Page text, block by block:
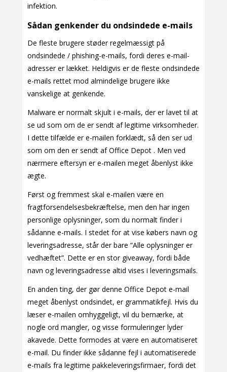
infektion.
Sådan genkender du ondsindede e-mails
De fleste brugere støder regelmæssigt på
ondsindede / phishing-e-mails, fordi deres e-mail-
adresser er lækket. Heldigvis er de fleste ondsindede
e-mails rettet mod almindelige brugere ikke
vanskelige at genkende.
Malware er normalt skjult i e-mails, der er lavet til at
se ud som om de er sendt af legitime virksomheder.
I dette tilfælde er e-mailen forklædt, så den ser ud
som om den er sendt af Office Depot . Men ved
nærmere eftersyn er e-mailen meget åbenlyst ikke
ægte.
Først og fremmest skal e-mailen være en
fragtforsendelsesbekræftelse, men den har ingen
personlige oplysninger, som du normalt finder i
sådanne e-mails. I stedet for at vise købers navn og
leveringsadresse, står der bare “Alle oplysninger er
vedhæftet”. Dette er en stor giveaway, fordi både
navn og leveringsadresse altid vises i leveringsmails.
En anden ting, der gør denne Office Depot e-mail
meget åbenlyst ondsindet, er grammatikfejl. Hvis du
læser e-mailen omhyggeligt, vil du bemærke, at
nogle ord mangler, og visse formuleringer lyder
akavede. Dette formodes at være en automatiseret
e-mail. Du finder ikke sådanne fejl i automatiserede
e-mails fra legitime pakkeleveringsfirmaer, fordi det